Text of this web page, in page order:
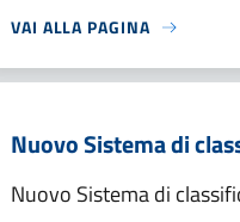
VAI ALLA PAGINA
Nuovo Sistema di
Nuovo Sistema di